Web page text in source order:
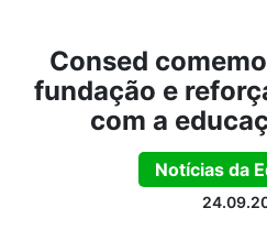
Consed
fundação e
com a
Notícias da